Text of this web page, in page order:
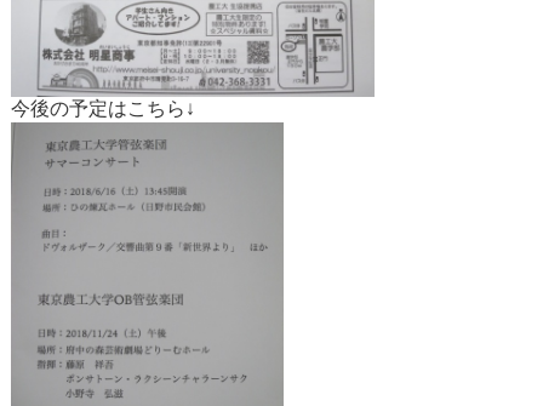
今後の予定はこちら↓